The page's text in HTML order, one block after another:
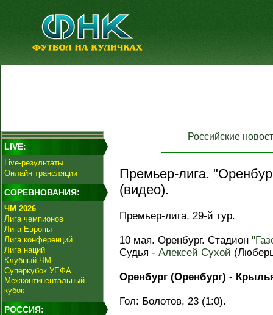
LIVE:
Live-результаты
Онлайн трансляции
СОРЕВНОВАНИЯ:
ЧМ 2026
Лига чемпионов
Лига Европы
Лига конференций
Лига наций
Клубный ЧМ
Суперкубок УЕФА
Межконтинентальный
кубок
РОССИЯ:
Российские
Премьер-лига.
(видео).
Премьер-лига, 29-й тур.
10 мая. Оренбург. Стадион
Судья - Алексей Сухой
Оренбург (Оренбург) -
Гол: Болотов, 23 (1:0).